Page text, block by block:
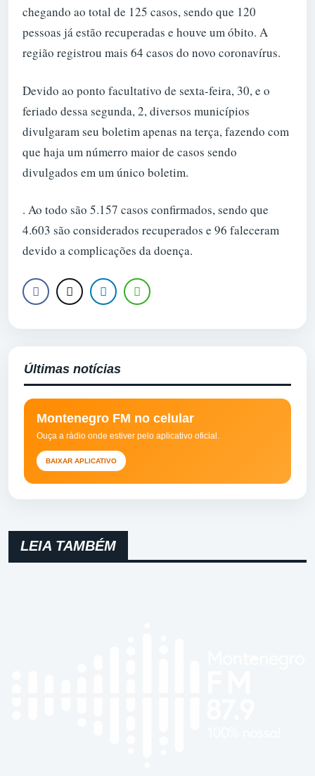
chegando ao total de 125 casos, sendo que 120
pessoas já estão recuperadas e houve um óbito. A
região registrou mais 64 casos do novo coronavírus.
Devido ao ponto facultativo de sexta-feira, 30, e o
feriado dessa segunda, 2, diversos municípios
divulgaram seu boletim apenas na terça, fazendo com
que haja um númerro maior de casos sendo
divulgados em um único boletim.
. Ao todo são 5.157 casos confirmados, sendo que
4.603 são considerados recuperados e 96 faleceram
devido a complicações da doença.
Últimas notícias
Montenegro FM no celular
Ouça a rádio onde estiver pelo aplicativo oficial.
BAIXAR APLICATIVO
LEIA TAMBÉM